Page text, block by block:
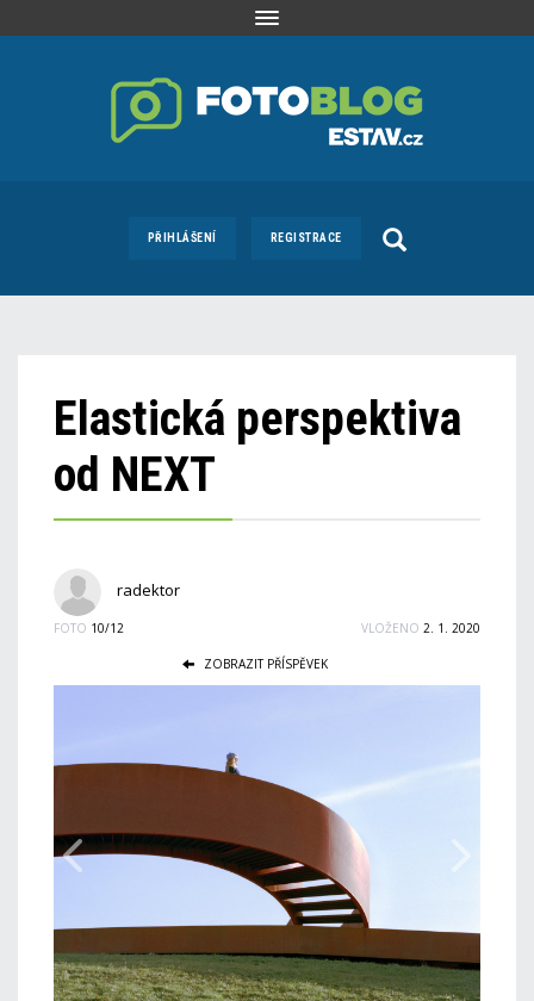
Toggle
PŘIHLÁŠENÍ REGISTRACE
Elastická perspektiva
od NEXT
radektor
FOTO 10/12 VLOŽENO 2. 1. 2020
ZOBRAZIT PŘÍSPĚVEK